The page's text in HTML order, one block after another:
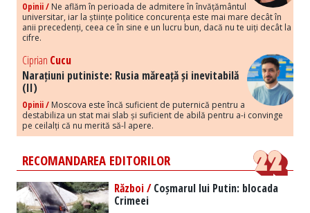
Opinii / Ne aflăm în perioada de admitere în învățământul
universitar, iar la științe politice concurența este mai mare decât în
anii precedenți, ceea ce în sine e un lucru bun, dacă nu te uiți decât la
cifre.
Ciprian Cucu
Narațiuni putiniste: Rusia măreață și inevitabilă
(II)
Opinii / Moscova este încă suficient de puternică pentru a
destabiliza un stat mai slab și suficient de abilă pentru a-i convinge
pe ceilalți că nu merită să-l apere.
RECOMANDAREA EDITORILOR
Război /Coșmarul lui Putin: blocada
Crimeei